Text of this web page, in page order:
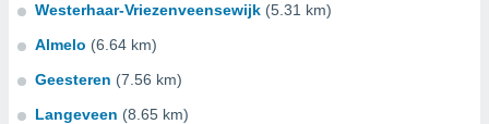
Westerhaar-Vriezenveensewijk (5.31 km)
Almelo (6.64 km)
Geesteren (7.56 km)
Langeveen (8.65 km)